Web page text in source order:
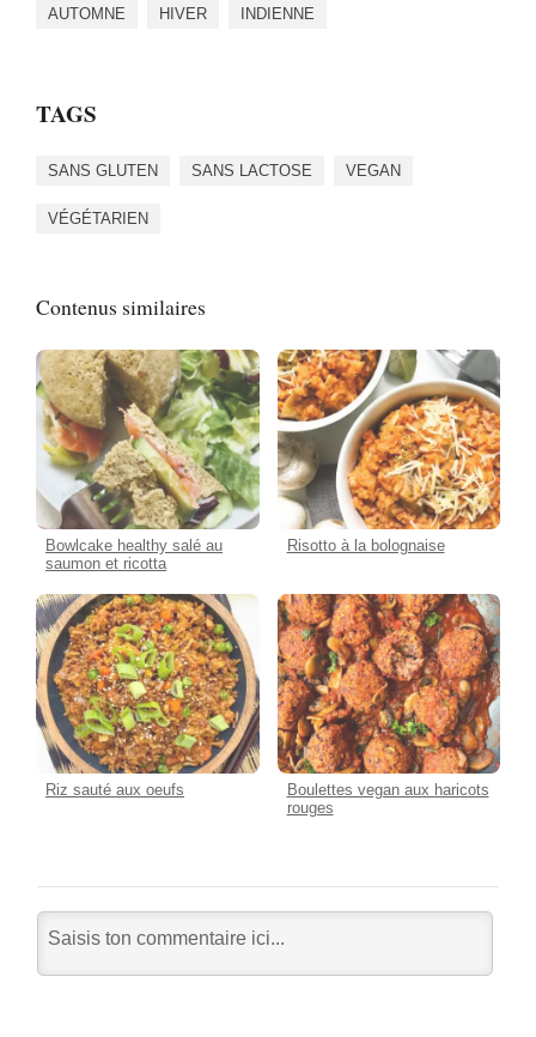
AUTOMNE HIVER INDIENNE
TAGS
SANS GLUTEN SANS LACTOSE VEGAN
VÉGÉTARIEN
Contenus similaires
Bowlcake healthy salé au
saumon et ricotta
Risotto à la bolognaise
Riz sauté aux oeufs
Boulettes vegan aux haricots
rouges